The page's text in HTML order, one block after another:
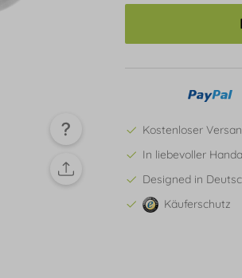
Kostenloser
In liebevoller
Designed in
Käuferschutz